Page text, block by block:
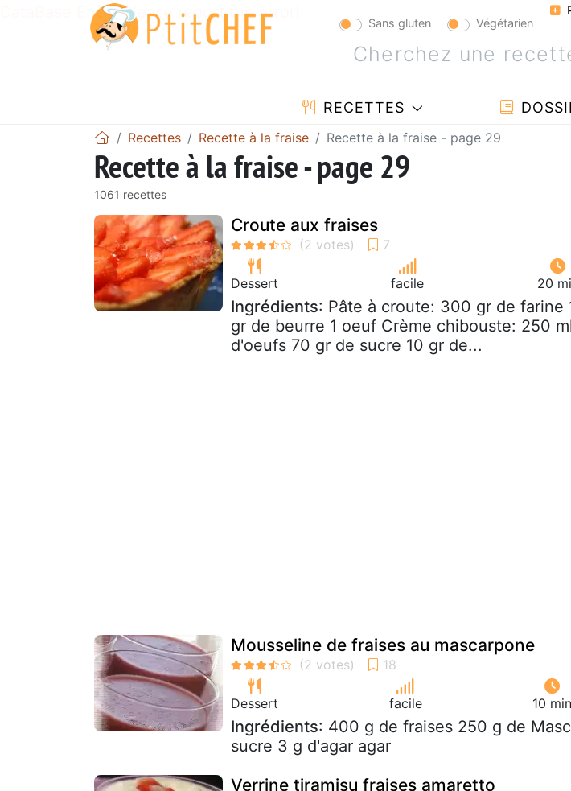
DataBase Error! Please report the error!
Sans gluten Végétarien
RECETTES
Recettes Recette à la fraise Recette à la fraise - page 29
Recette à la fraise - page 29
1061 recettes
Croute aux fraises
Dessert facile 20
Ingrédients: Pâte à croute: 300 gr de farine
gr de beurre 1 oeuf Crème chibouste: 250
d'oeufs 70 gr de sucre 10 gr de...
Mousseline de fraises au mascarpone
Dessert facile 10 min
Ingrédients: 400 g de fraises 250 g de
sucre 3 g d'agar agar
Verrine tiramisu fraises amaretto